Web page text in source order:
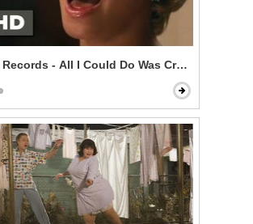
- All I Could Do Was Cry Scene